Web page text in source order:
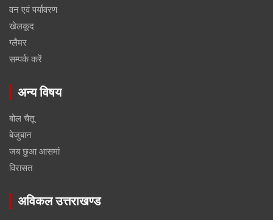
वन एवं पर्यावरण
खेलकूद
ग्लैमर
सम्पर्क करें
अन्य विषय
बोल चैतू
बेजुबान
जब छुआ आसमां
विरासत
अविकल उत्तराखण्ड